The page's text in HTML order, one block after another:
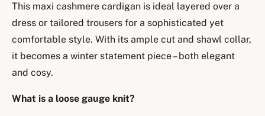
This maxi cashmere cardigan is ideal layered over a
dress or tailored trousers for a sophisticated yet
comfortable style. With its ample cut and shawl collar,
it becomes a winter statement piece – both elegant
and cosy.
What is a loose gauge knit?